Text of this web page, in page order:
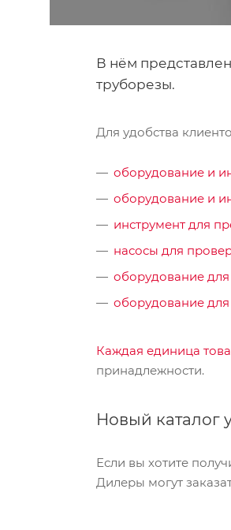
В нём
труборезы.
Для удобства
оборудование и
оборудование и
инструмент для
насосы для
оборудование
оборудование
Каждая единица
принадлежности.
Новый каталог
Если вы хотите
Дилеры могут